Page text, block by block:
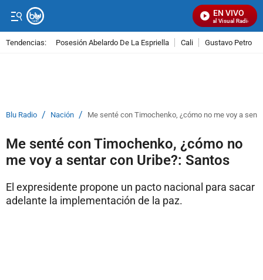
EN VIVO
Señal Visual Radio
Tendencias: Posesión Abelardo De La Espriella Cali Gustavo Petro
Blu Radio / Nación / Me senté con Timochenko, ¿cómo no me voy a
Me senté con Timochenko, ¿cómo no
me voy a sentar con Uribe?: Santos
El expresidente propone un pacto nacional para sacar
adelante la implementación de la paz.